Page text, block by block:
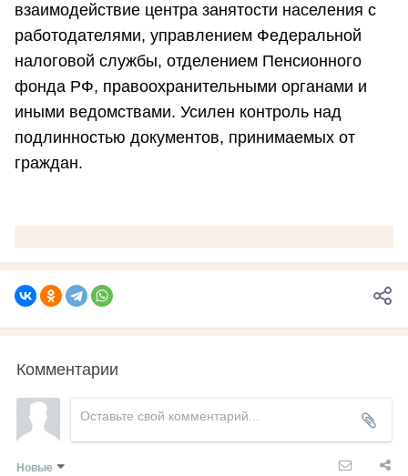
взаимодействие центра занятости населения с
работодателями, управлением Федеральной
налоговой службы, отделением Пенсионного
фонда РФ, правоохранительными органами и
иными ведомствами. Усилен контроль над
подлинностью документов, принимаемых от
граждан.
Комментарии
Новые